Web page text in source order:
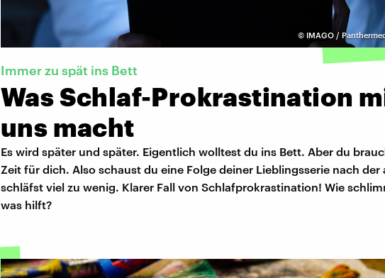
© IMAGO /
Immer zu spät ins Bett
Was Schlaf-Prokrastination
uns macht
Es wird später und später. Eigentlich wolltest du ins Bett. Aber du
Zeit für dich. Also schaust du eine Folge deiner Lieblingsserie nach der
schläfst viel zu wenig. Klarer Fall von Schlafprokrastination! Wie
was hilft?